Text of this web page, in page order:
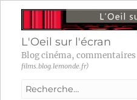
L'Oeil sur l'écran
Blog cinéma,
films.blog.lemonde.fr)
Recherche